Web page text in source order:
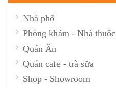
Nhà phố
Phòng khám - Nhà thuốc
Quán Ăn
Quán cafe - trà sữa
Shop - Showroom